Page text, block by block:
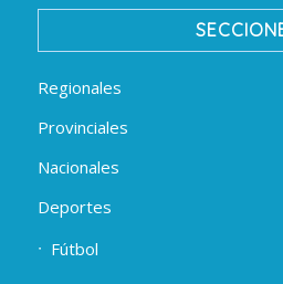
Regionales
Provinciales
Nacionales
Deportes
Fútbol